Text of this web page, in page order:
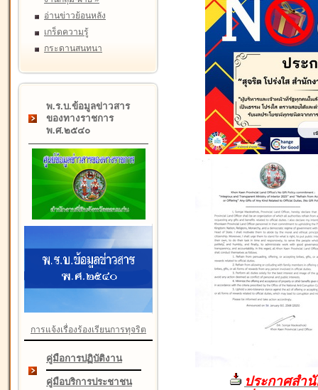
อ่านข่าวย้อนหลัง
เกร็ดความรู้
กระดานสนทนา
พ.ร.บ.ข้อมูลข่าวสาร
ของทางราชการ
พ.ศ.๒๕๔๐
การแจ้งเรื่องร้องเรียนการทุจริต
คู่มือการปฏิบัติงาน
คู่มือบริการประชาชน
ประกาศสำ